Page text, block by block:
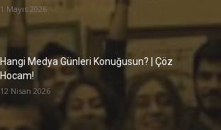
1 Mayıs 2026
Hangi Medya Günleri Konuğusun? | Çöz
Hocam!
12 Nisan 2026